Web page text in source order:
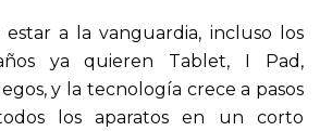
estar a la vanguardia, incluso los
ya quieren Tablet, I Pad,
y la tecnología crece a pasos
los aparatos en un corto